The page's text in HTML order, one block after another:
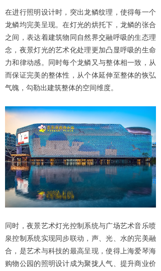
在进行照明设计时，突出龙鳞纹理，使得每一个
龙鳞均完美呈现。在灯光的烘托下，龙鳞的张合
之间，表达着建筑物同自然界交融呼吸的生态理
念，夜景灯光的艺术化处理更加凸显呼吸的生命
力和律动感。同时每个龙鳞又与整体相一致，从
而保证完美的整体性，从个体延伸至整体的恢弘
气魄，勾勒出建筑整体的空间维度。
同时，夜景艺术灯光控制系统与广场艺术音乐喷
泉控制系统实现同步联动，声、光、水的完美融
合，是艺术与科技的最高呈现，使得上海爱琴海
购物公园的照明设计成为聚拢人气、提升商业价